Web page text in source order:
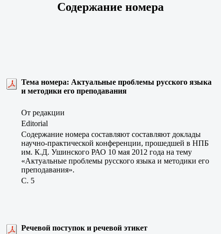
Содержание номера
Тема номера: Актуальные проблемы русского языка
и методики его преподавания
От редакции
Editorial
Содержание номера составляют составляют доклады
научно-практической конференции, прошедшей в НПБ
им. К.Д. Ушинского РАО 10 мая 2012 года на тему
«Актуальные проблемы русского языка и методики его
преподавания».
C. 5
Речевой поступок и речевой этикет